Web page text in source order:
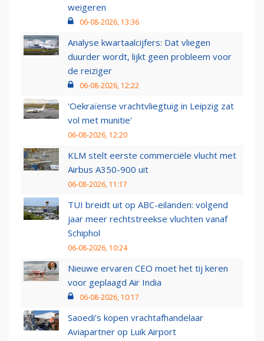
weigeren
06-08-2026, 13:36
Analyse kwartaalcijfers: Dat vliegen
duurder wordt, lijkt geen probleem voor
de reiziger
06-08-2026, 12:22
'Oekraïense vrachtvliegtuig in Leipzig zat
vol met munitie'
06-08-2026, 12:20
KLM stelt eerste commerciële vlucht met
Airbus A350-900 uit
06-08-2026, 11:17
TUI breidt uit op ABC-eilanden: volgend
jaar meer rechtstreekse vluchten vanaf
Schiphol
06-08-2026, 10:24
Nieuwe ervaren CEO moet het tij keren
voor geplaagd Air India
06-08-2026, 10:17
Saoedi’s kopen vrachtafhandelaar
Aviapartner op Luik Airport